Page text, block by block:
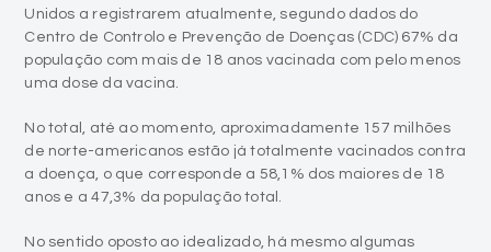
Unidos a registrarem atualmente, segundo dados do
Centro de Controlo e Prevenção de Doenças (CDC) 67% da
população com mais de 18 anos vacinada com pelo menos
uma dose da vacina.
No total, até ao momento, aproximadamente 157 milhões
de norte-americanos estão já totalmente vacinados contra
a doença, o que corresponde a 58,1% dos maiores de 18
anos e a 47,3% da população total.
No sentido oposto ao idealizado, há mesmo algumas